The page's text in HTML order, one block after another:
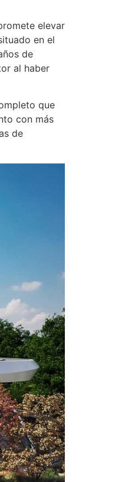
elevar
en el
de
al haber
que
con más
de